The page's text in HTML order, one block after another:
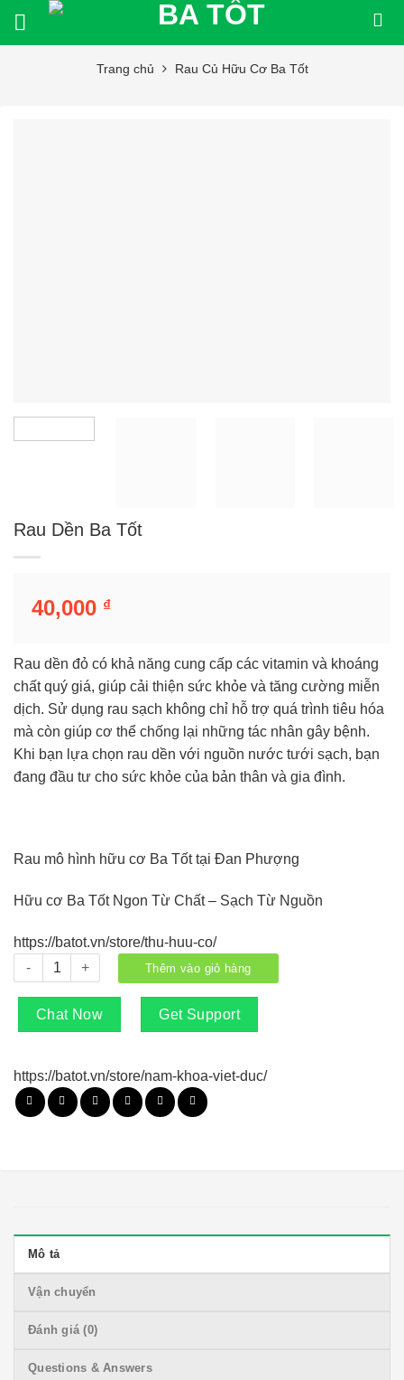
qua
Trang chủ Rau Củ Hữu Cơ Ba Tốt
Rau Dền Ba Tốt
40,000 ₫
Rau dền đỏ có khả năng cung cấp các vitamin và khoáng
chất quý giá, giúp cải thiện sức khỏe và tăng cường miễn
dịch. Sử dụng rau sạch không chỉ hỗ trợ quá trình tiêu hóa
mà còn giúp cơ thể chống lại những tác nhân gây bệnh.
Khi bạn lựa chọn rau dền với nguồn nước tưới sạch, bạn
đang đầu tư cho sức khỏe của bản thân và gia đình.
Rau mô hình hữu cơ Ba Tốt tại Đan Phượng
Hữu cơ Ba Tốt Ngon Từ Chất – Sạch Từ Nguồn
https://batot.vn/store/thu-huu-co/
Rau Dền Ba Tốt số lượngThêm vào giỏ hàng
Chat Now Get Support
https://batot.vn/store/nam-khoa-viet-duc/
Mô tả
Vận chuyển
Đánh giá (0)
Questions & Answers